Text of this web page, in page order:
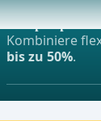
Beliebtestes
webop - Sparflex
Kombiniere
bis zu 50%.